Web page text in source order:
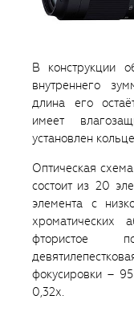
В конструкции
внутреннего
длина его
имеет
установлен
Оптическая
состоит из 20
элемента с
хроматических
фтористое
фокусировки –
0,32х.